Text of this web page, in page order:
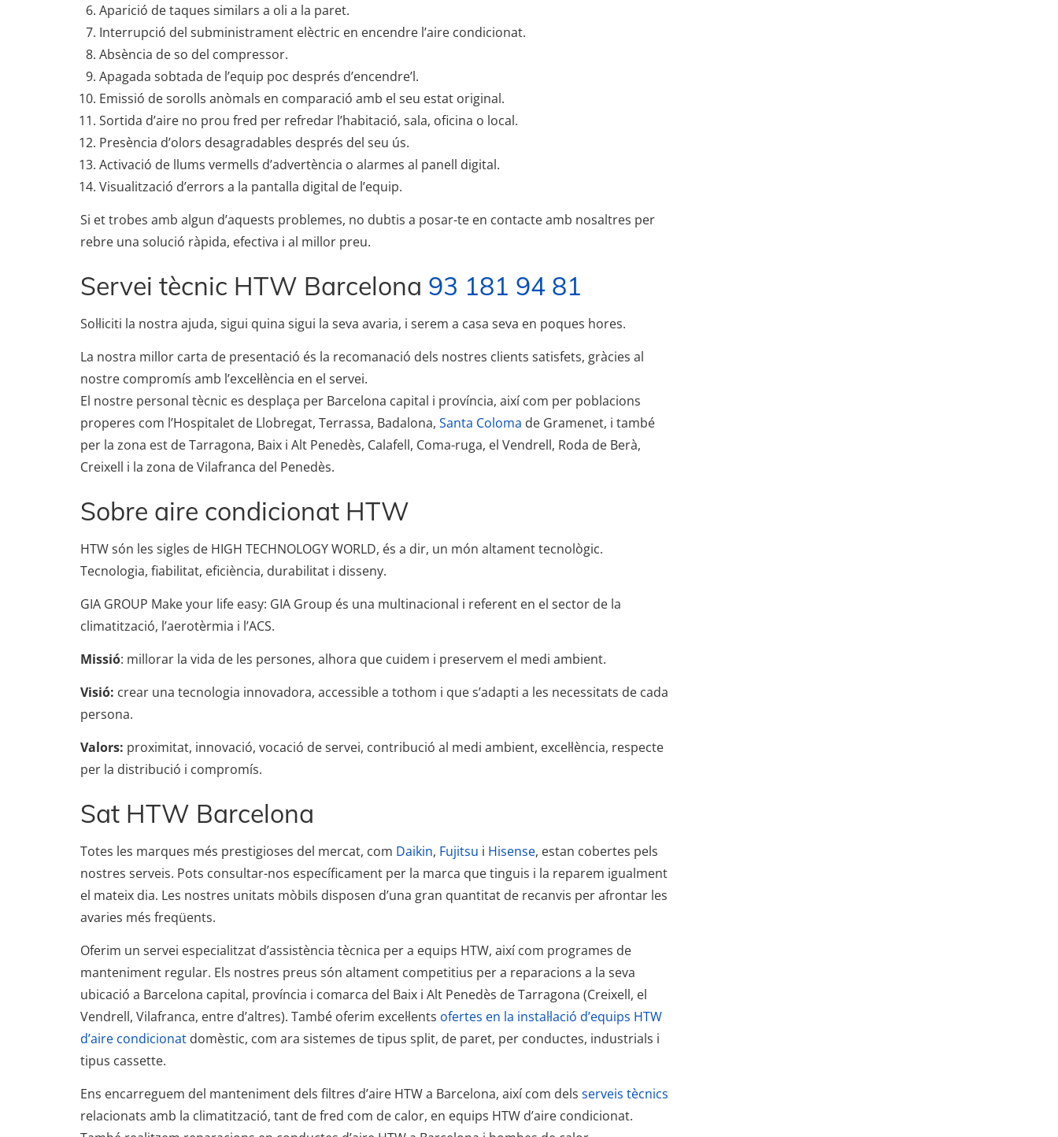
Aparició de taques similars a oli a la paret.
Interrupció del subministrament elèctric en encendre l’aire condicionat.
Absència de so del compressor.
Apagada sobtada de l’equip poc després d’encendre’l.
Emissió de sorolls anòmals en comparació amb el seu estat original.
Sortida d’aire no prou fred per refredar l’habitació, sala, oficina o local.
Presència d’olors desagradables després del seu ús.
Activació de llums vermells d’advertència o alarmes al panell digital.
Visualització d’errors a la pantalla digital de l’equip.
Si et trobes amb algun d’aquests problemes, no dubtis a posar-te en contacte amb nosaltres per
rebre una solució ràpida, efectiva i al millor preu.
Servei tècnic HTW Barcelona 93 181 94 81
Sol·liciti la nostra ajuda, sigui quina sigui la seva avaria, i serem a casa seva en poques hores.
La nostra millor carta de presentació és la recomanació dels nostres clients satisfets, gràcies al
nostre compromís amb l’excel·lència en el servei.
El nostre personal tècnic es desplaça per Barcelona capital i província, així com per poblacions
properes com l’Hospitalet de Llobregat, Terrassa, Badalona, Santa Coloma de Gramenet, i també
per la zona est de Tarragona, Baix i Alt Penedès, Calafell, Coma-ruga, el Vendrell, Roda de Berà,
Creixell i la zona de Vilafranca del Penedès.
Sobre aire condicionat HTW
HTW són les sigles de HIGH TECHNOLOGY WORLD, és a dir, un món altament tecnològic.
Tecnologia, fiabilitat, eficiència, durabilitat i disseny.
GIA GROUP Make your life easy: GIA Group és una multinacional i referent en el sector de la
climatització, l’aerotèrmia i l’ACS.
Missió: millorar la vida de les persones, alhora que cuidem i preservem el medi ambient.
Visió: crear una tecnologia innovadora, accessible a tothom i que s’adapti a les necessitats de cada
persona.
Valors: proximitat, innovació, vocació de servei, contribució al medi ambient, excel·lència, respecte
per la distribució i compromís.
Sat HTW Barcelona
Totes les marques més prestigioses del mercat, com Daikin, Fujitsu i Hisense, estan cobertes pels
nostres serveis. Pots consultar-nos específicament per la marca que tinguis i la reparem igualment
el mateix dia. Les nostres unitats mòbils disposen d’una gran quantitat de recanvis per afrontar les
avaries més freqüents.
Oferim un servei especialitzat d’assistència tècnica per a equips HTW, així com programes de
manteniment regular. Els nostres preus són altament competitius per a reparacions a la seva
ubicació a Barcelona capital, província i comarca del Baix i Alt Penedès de Tarragona (Creixell, el
Vendrell, Vilafranca, entre d’altres). També oferim excel·lents ofertes en la instal·lació d’equips HTW
d’aire condicionat domèstic, com ara sistemes de tipus split, de paret, per conductes, industrials i
tipus cassette.
Ens encarreguem del manteniment dels filtres d’aire HTW a Barcelona, així com dels serveis tècnics
relacionats amb la climatització, tant de fred com de calor, en equips HTW d’aire condicionat.